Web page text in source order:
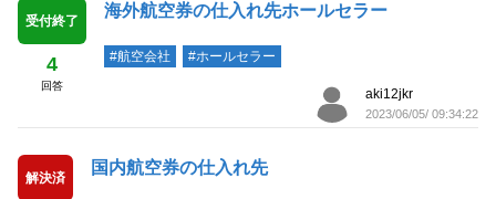
受付終了
4
回答
海外航空券の仕入れ先ホールセラー
#航空会社 #ホールセラー
aki12jkr
2023/06/05/ 09:34:22
解決済
国内航空券の仕入れ先